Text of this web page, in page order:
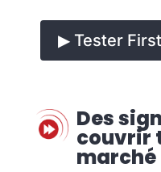
▶ Tester
Des
couvrir
marché